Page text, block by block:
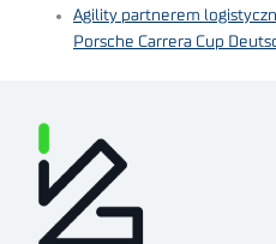
Agility partnerem
Porsche Carrera Cup